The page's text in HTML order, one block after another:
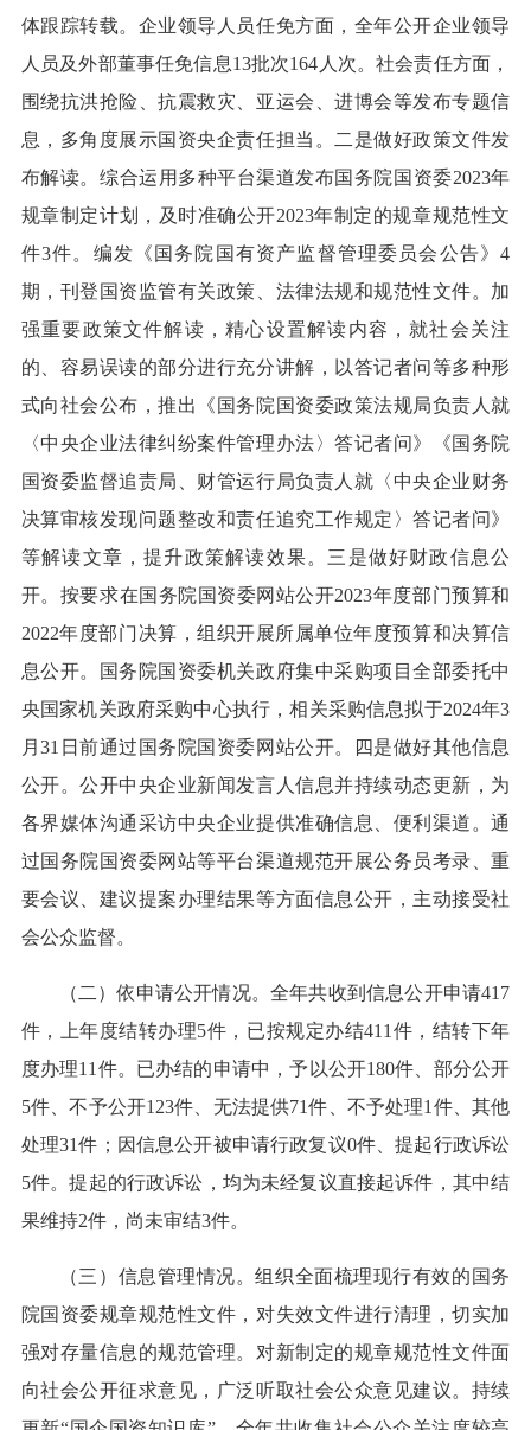
体跟踪转载。企业领导人员任免方面，全年公开企业领导
人员及外部董事任免信息13批次164人次。社会责任方面，
围绕抗洪抢险、抗震救灾、亚运会、进博会等发布专题信
息，多角度展示国资央企责任担当。二是做好政策文件发
布解读。综合运用多种平台渠道发布国务院国资委2023年
规章制定计划，及时准确公开2023年制定的规章规范性文
件3件。编发《国务院国有资产监督管理委员会公告》4
期，刊登国资监管有关政策、法律法规和规范性文件。加
强重要政策文件解读，精心设置解读内容，就社会关注
的、容易误读的部分进行充分讲解，以答记者问等多种形
式向社会公布，推出《国务院国资委政策法规局负责人就
〈中央企业法律纠纷案件管理办法〉答记者问》《国务院
国资委监督追责局、财管运行局负责人就〈中央企业财务
决算审核发现问题整改和责任追究工作规定〉答记者问》
等解读文章，提升政策解读效果。三是做好财政信息公
开。按要求在国务院国资委网站公开2023年度部门预算和
2022年度部门决算，组织开展所属单位年度预算和决算信
息公开。国务院国资委机关政府集中采购项目全部委托中
央国家机关政府采购中心执行，相关采购信息拟于2024年3
月31日前通过国务院国资委网站公开。四是做好其他信息
公开。公开中央企业新闻发言人信息并持续动态更新，为
各界媒体沟通采访中央企业提供准确信息、便利渠道。通
过国务院国资委网站等平台渠道规范开展公务员考录、重
要会议、建议提案办理结果等方面信息公开，主动接受社
会公众监督。
（二）依申请公开情况。全年共收到信息公开申请417
件，上年度结转办理5件，已按规定办结411件，结转下年
度办理11件。已办结的申请中，予以公开180件、部分公开
5件、不予公开123件、无法提供71件、不予处理1件、其他
处理31件；因信息公开被申请行政复议0件、提起行政诉讼
5件。提起的行政诉讼，均为未经复议直接起诉件，其中结
果维持2件，尚未审结3件。
（三）信息管理情况。组织全面梳理现行有效的国务
院国资委规章规范性文件，对失效文件进行清理，切实加
强对存量信息的规范管理。对新制定的规章规范性文件面
向社会公开征求意见，广泛听取社会公众意见建议。持续